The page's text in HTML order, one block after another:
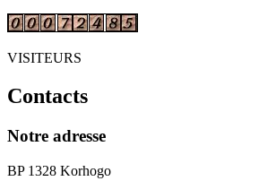
VISITEURS
Contacts
Notre adresse
BP 1328 Korhogo